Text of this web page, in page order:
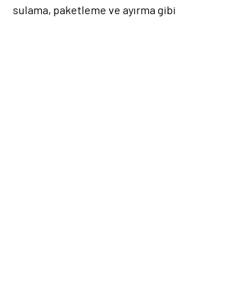
sulama, paketleme ve ayırma gibi